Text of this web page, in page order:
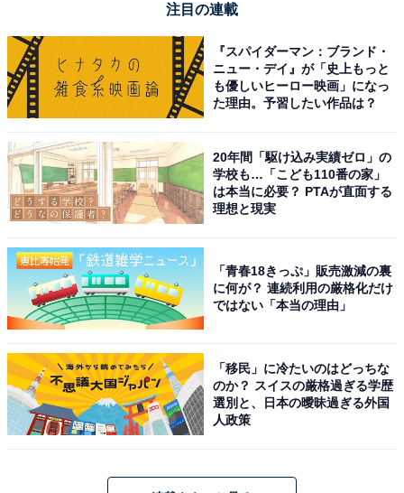
注目の連載
『スパイダーマン：ブランド・
ニュー・デイ』が「史上もっと
も優しいヒーロー映画」になっ
た理由。予習したい作品は？
20年間「駆け込み実績ゼロ」の
学校も…「こども110番の家」
は本当に必要？ PTAが直面する
理想と現実
「青春18きっぷ」販売激減の裏
に何が？ 連続利用の厳格化だけ
ではない「本当の理由」
「移民」に冷たいのはどっちな
のか？ スイスの厳格過ぎる学歴
選別と、日本の曖昧過ぎる外国
人政策